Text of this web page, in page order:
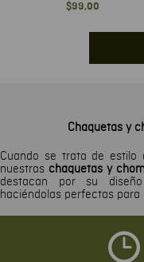
$99,00
Chaquetas y
Cuando se trata de estilo
nuestras chaquetas y
destacan por su
haciéndolas perfectas